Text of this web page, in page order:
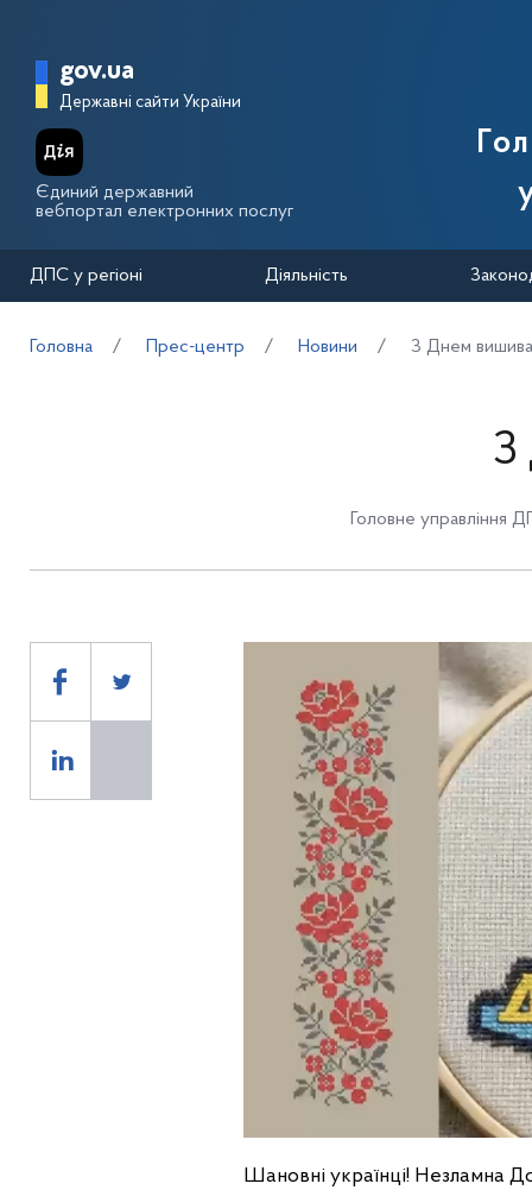
Головна сторінка Державної
gov.ua
Державні сайти України
Єдиний державний
вебпортал електронних послуг
ДПС у регіоні Діяльність
Головна Прес-центр Новини З Днем
З
Головне управління
Шановні українці! Незламна